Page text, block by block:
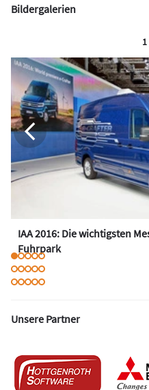
Bildergalerien
IAA 2016: Die wichtigsten
Fuhrpark
Unsere Partner